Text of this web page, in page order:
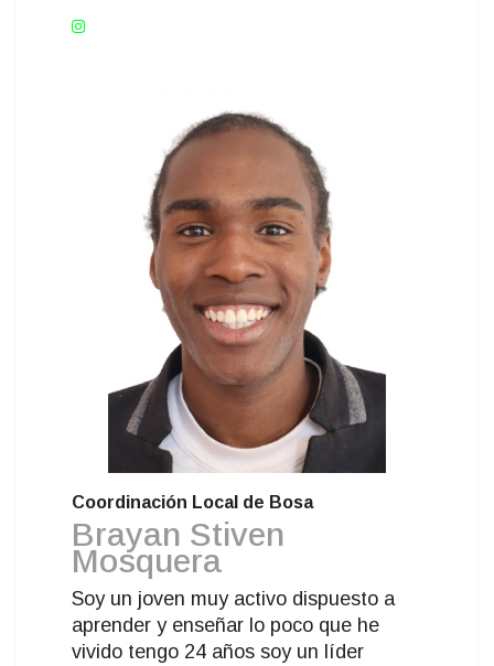
Coordinación Local de Bosa
Brayan Stiven
Mosquera
Soy un joven muy activo dispuesto a
aprender y enseñar lo poco que he
vivido tengo 24 años soy un líder